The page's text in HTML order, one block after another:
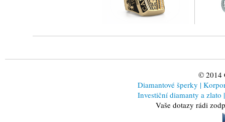
© 2014
Diamantové šperky |
Investiční diamanty a zlato |
Vaše dotazy rádi